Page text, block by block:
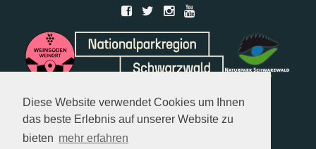
Diese Website verwendet Cookies um Ihnen
das beste Erlebnis auf unserer Website zu
bieten mehr erfahren